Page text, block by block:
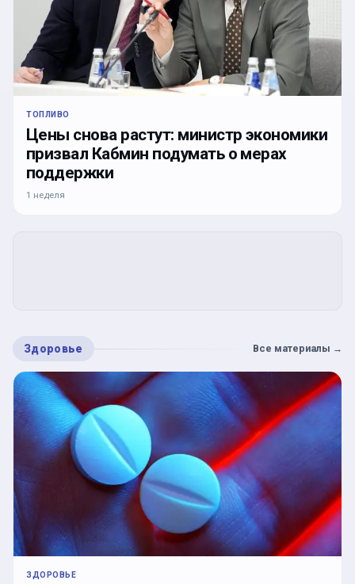
ТОПЛИВО
Цены снова растут: министр экономики
призвал Кабмин подумать о мерах
поддержки
1 неделя
Здоровье Все материалы →
ЗДОРОВЬЕ